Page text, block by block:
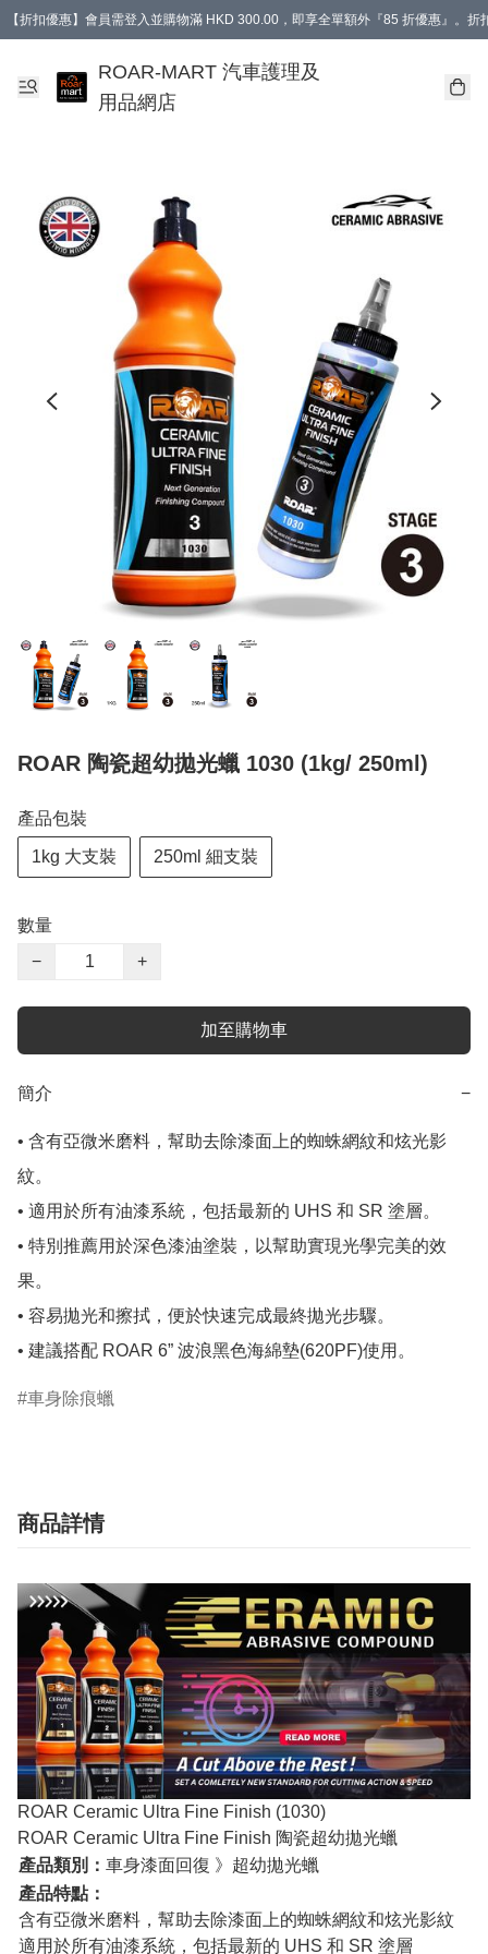
【折扣優惠】會員需登入並購物滿 HKD 300.00，即享全單額外『85 折優惠』。
【會員禮遇】會員消費滿 HKD 400.00，即可獲贈【德國LIQUI MOLY 汽車風口香
ROAR-MART 汽車護理及
用品網店
ROAR 陶瓷超幼拋光蠟 1030 (1kg/ 250ml)
產品包裝
1kg 大支裝 250ml 細支裝
數量
−
+
加至購物車
簡介 −
• 含有亞微米磨料，幫助去除漆面上的蜘蛛網紋和炫光影
紋。
• 適用於所有油漆系統，包括最新的 UHS 和 SR 塗層。
• 特別推薦用於深色漆油塗裝，以幫助實現光學完美的效
果。
• 容易拋光和擦拭，便於快速完成最終拋光步驟。
• 建議搭配 ROAR 6” 波浪黑色海綿墊(620PF)使用。
車身除痕蠟
商品詳情
ROAR Ceramic Ultra Fine Finish (1030)
ROAR Ceramic Ultra Fine Finish 陶瓷超幼拋光蠟
產品類別： 車身漆面回復 》超幼拋光蠟
產品特點：
含有亞微米磨料，幫助去除漆面上的蜘蛛網紋和炫光影紋
適用於所有油漆系統，包括最新的 UHS 和 SR 塗層